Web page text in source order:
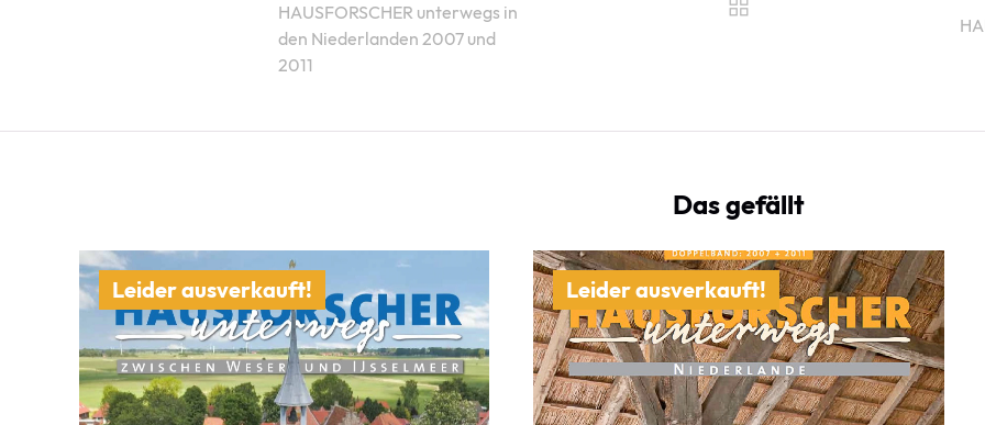
HAUSFORSCHER unterwegs in
den Niederlanden 2007 und
2011
Das gefällt
Leider ausverkauft! Leider ausverkauft!